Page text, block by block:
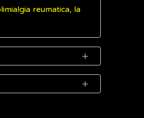
reumatica, la
di sangue
per età: